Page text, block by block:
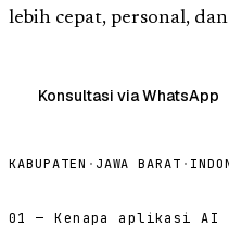
lebih cepat, personal,
Konsultasi via WhatsApp
KABUPATEN · JAWA BARAT ·
01 — Kenapa aplikasi AI